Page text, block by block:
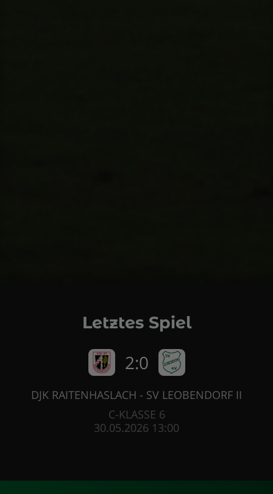
Letztes Spiel
2:0
DJK RAITENHASLACH - SV LEOBENDORF II
C-KLASSE 6
30.05.2026 13:00